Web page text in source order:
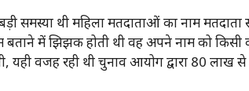
समस्या थी महिला मतदाताओं का नाम मतदाता
में झिझक होती थी वह अपने नाम को किसी
यही वजह रही थी चुनाव आयोग द्वारा 80 लाख